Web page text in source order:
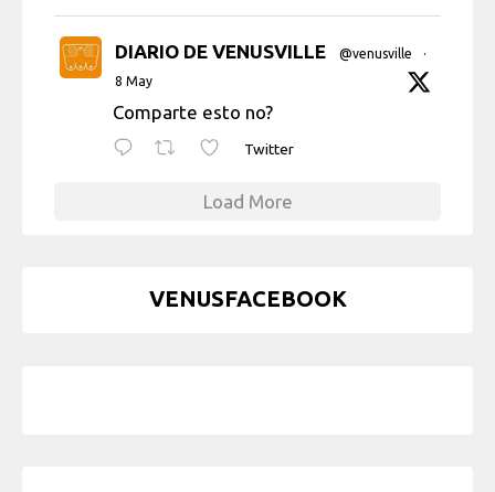
DIARIO DE VENUSVILLE @venusville
·
8 May
Comparte esto no?
Twitter
Load More
VENUSFACEBOOK